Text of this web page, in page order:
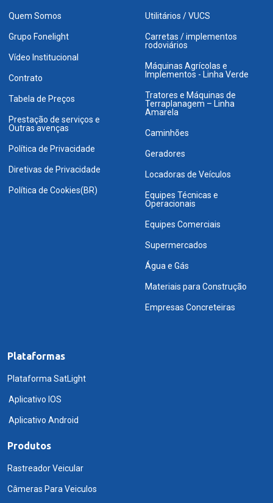
Quem Somos
Grupo Fonelight
Vídeo Institucional
Contrato
Tabela de Preços
Prestação de serviços e
Outras avenças
Política de Privacidade
Diretivas de Privacidade
Política de Cookies(BR)
Utilitários / VUCS
Carretas / implementos
rodoviários
Máquinas Agrícolas e
Implementos - Linha Verde
Tratores e Máquinas de
Terraplanagem – Linha
Amarela
Caminhões
Geradores
Locadoras de Veículos
Equipes Técnicas e
Operacionais
Equipes Comerciais
Supermercados
Água e Gás
Materiais para Construção
Empresas Concreteiras
Plataformas
Plataforma SatLight
Aplicativo IOS
Aplicativo Android
Produtos
Rastreador Veicular
Câmeras Para Veiculos